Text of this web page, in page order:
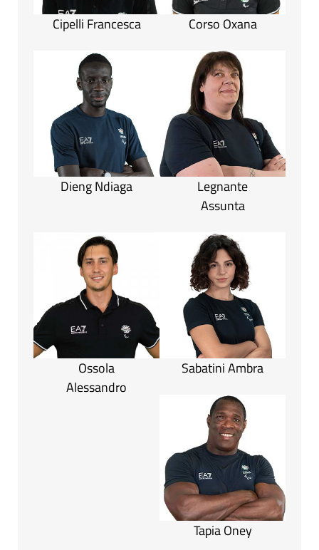
Cipelli Francesca Corso Oxana
Dieng Ndiaga
Legnante
Assunta
Ossola
Alessandro
Sabatini Ambra
Tapia Oney